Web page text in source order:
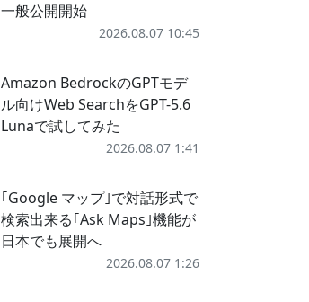
一般公開開始
2026.08.07 10:45
Amazon BedrockのGPTモデ
ル向けWeb SearchをGPT-5.6
Lunaで試してみた
2026.08.07 1:41
｢Google マップ｣で対話形式で
検索出来る｢Ask Maps｣機能が
日本でも展開へ
2026.08.07 1:26